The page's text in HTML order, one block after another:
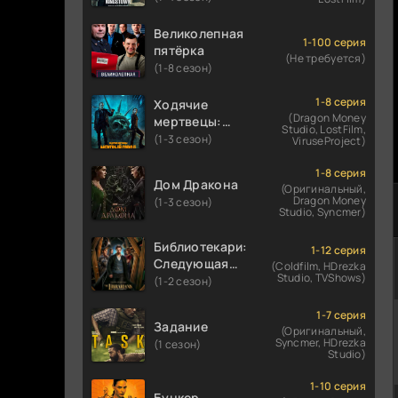
Великолепная
пятёрка
(1-8 сезон)
1-100 серия
(Не требуется)
Ходячие
мертвецы:
Мертвый
(1-3 сезон)
1-8 серия
(Dragon Money
Studio, LostFilm,
ViruseProject)
Дом Дракона
(1-3 сезон)
1-8 серия
(Оригинальный,
Dragon Money
Studio, Syncmer)
Библиотекари:
Следующая
глава
(1-2 сезон)
1-12 серия
(Coldfilm, HDrezka
Studio, TVShows)
Задание
(1 сезон)
1-7 серия
(Оригинальный,
Syncmer, HDrezka
Studio)
1-10 серия